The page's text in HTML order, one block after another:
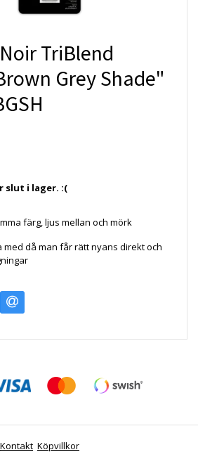
TriBlend
Grey Shade"
slut i lager. :(
färg, ljus mellan och mörk
med då man får rätt nyans direkt och
Kontakt Köpvillkor